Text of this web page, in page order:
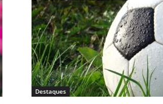
Destaques